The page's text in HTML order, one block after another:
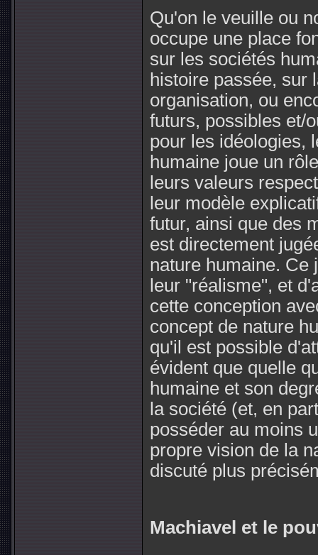
Qu'on le veuille ou
occupe une place
sur les sociétés
histoire passée, sur
organisation, ou
futurs, possibles et/
pour les idéologies,
humaine joue un
leurs valeurs
leur modèle
futur, ainsi que des
est directement
nature humaine. Ce
leur "réalisme", et
cette conception
concept de nature
qu'il est possible
évident que quelle
humaine et son
la société (et, en
posséder au moins
propre vision de la
discuté plus
Machiavel et le